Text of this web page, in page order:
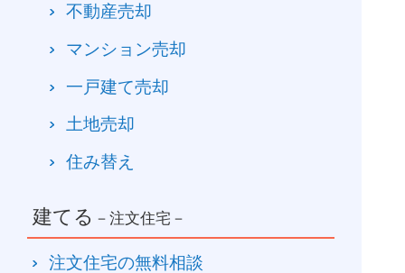
不動産売却
マンション売却
一戸建て売却
土地売却
住み替え
建てる －注文住宅－
注文住宅の無料相談